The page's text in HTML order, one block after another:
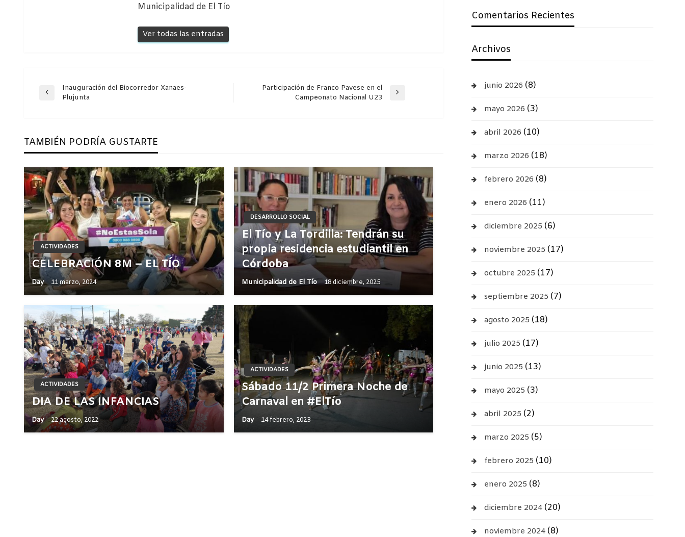
Municipalidad de El Tío
Ver todas las entradas
Navegación
entradas
Entrada
Inauguración del Biocorredor Xanaes-
Plujunta
Participación de Franco Pavese en el
Campeonato Nacional U23
TAMBIÉN PODRÍA GUSTARTE
ACTIVIDADES
CELEBRACIÓN 8M – EL TÍO
Day 11 marzo, 2024
DESARROLLO SOCIAL
El Tío y La Tordilla: Tendrán su
propia residencia estudiantil en
Córdoba
Municipalidad de El Tío 18 diciembre, 2025
ACTIVIDADES
DIA DE LAS INFANCIAS
Day 22 agosto, 2022
ACTIVIDADES
Sábado 11/2 Primera Noche de
Carnaval en #ElTío
Day 14 febrero, 2023
Comentarios Recientes
Archivos
junio 2026 (8)
mayo 2026 (3)
abril 2026 (10)
marzo 2026 (18)
febrero 2026 (8)
enero 2026 (11)
diciembre 2025 (6)
noviembre 2025 (17)
octubre 2025 (17)
septiembre 2025 (7)
agosto 2025 (18)
julio 2025 (17)
junio 2025 (13)
mayo 2025 (3)
abril 2025 (2)
marzo 2025 (5)
febrero 2025 (10)
enero 2025 (8)
diciembre 2024 (20)
noviembre 2024 (8)